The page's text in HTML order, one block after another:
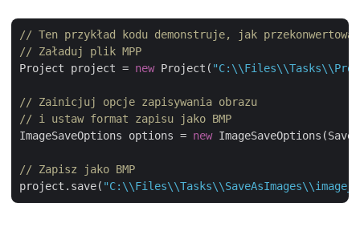
// Ten przykład kodu demonstruje, jak przekonwertować
// Załaduj plik MPP
Project project = new Project(
// Zainicjuj opcje zapisywania obrazu
// i ustaw format zapisu jako BMP
ImageSaveOptions options = new
// Zapisz jako BMP
project.save(